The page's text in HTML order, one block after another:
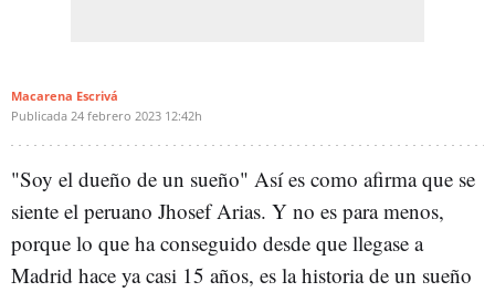
Macarena Escrivá
Publicada 24 febrero 2023 12:42h
"Soy el dueño de un sueño" Así es como afirma que se
siente el peruano Jhosef Arias. Y no es para menos,
porque lo que ha conseguido desde que llegase a
Madrid hace ya casi 15 años, es la historia de un sueño